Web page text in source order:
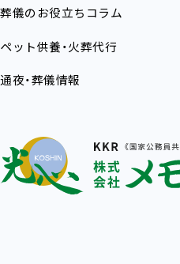
葬儀のお役立ちコラム
ペット供養・火葬代行
通夜・葬儀情報